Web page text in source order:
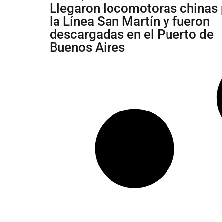
Llegaron locomotoras chinas
la Línea San Martín y fueron
descargadas en el Puerto de
Buenos Aires